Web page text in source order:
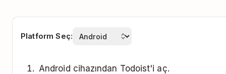
Platform Seç:
Android cihazından Todoist'i aç.